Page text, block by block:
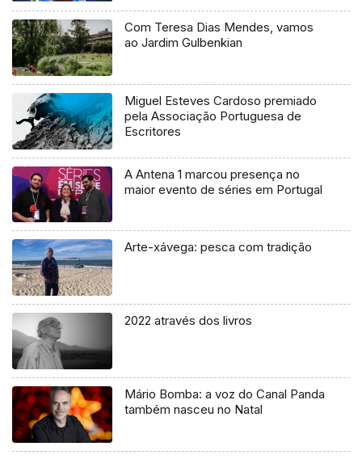
Com Teresa Dias Mendes, vamos
ao Jardim Gulbenkian
Miguel Esteves Cardoso premiado
pela Associação Portuguesa de
Escritores
A Antena 1 marcou presença no
maior evento de séries em Portugal
Arte-xávega: pesca com tradição
2022 através dos livros
Mário Bomba: a voz do Canal Panda
também nasceu no Natal